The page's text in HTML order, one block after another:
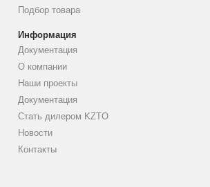
Подбор товара
Информация
Документация
О компании
Наши проекты
Документация
Стать дилером KZTO
Новости
Контакты